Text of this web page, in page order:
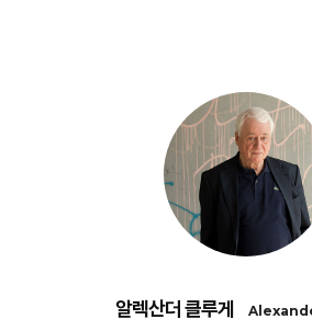
알렉산더 클루게